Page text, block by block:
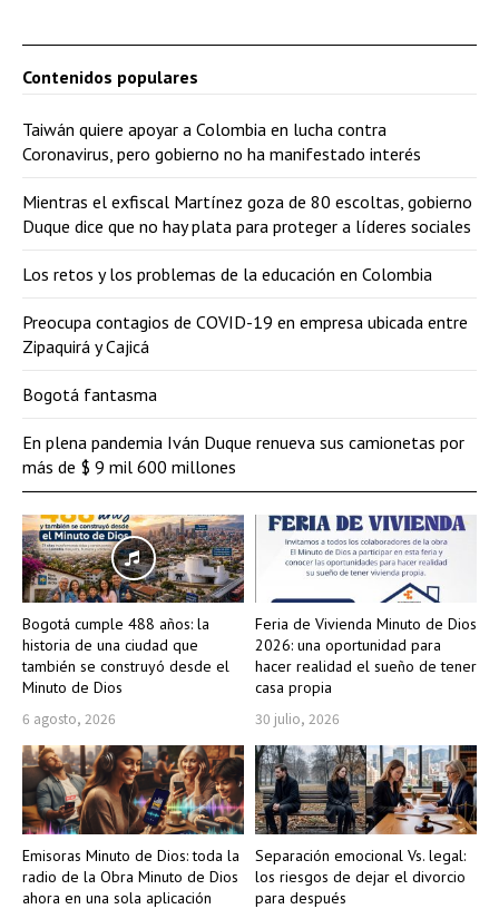
Bogotá cumple 488 años: la
historia de una ciudad que
también se construyó desde el
Minuto de Dios
6 agosto, 2026
Feria de Vivienda Minuto de Dios
2026: una oportunidad para
hacer realidad el sueño de tener
casa propia
30 julio, 2026
Emisoras Minuto de Dios: toda la
radio de la Obra Minuto de Dios
ahora en una sola aplicación
Separación emocional Vs. legal:
los riesgos de dejar el divorcio
para después
Contenidos populares
Taiwán quiere apoyar a Colombia en lucha contra
Coronavirus, pero gobierno no ha manifestado interés
Mientras el exfiscal Martínez goza de 80 escoltas, gobierno
Duque dice que no hay plata para proteger a líderes sociales
Los retos y los problemas de la educación en Colombia
Preocupa contagios de COVID-19 en empresa ubicada entre
Zipaquirá y Cajicá
Bogotá fantasma
En plena pandemia Iván Duque renueva sus camionetas por
más de $ 9 mil 600 millones